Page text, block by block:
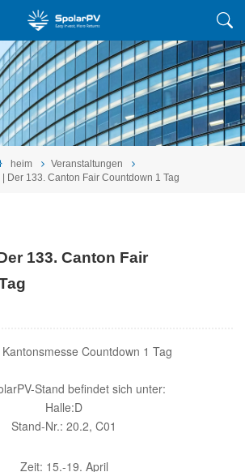
heim
Veranstaltungen
Der 133. Canton Fair Countdown 1 Tag
133. Canton Fair
Countdown 1 Tag
Stand befindet sich unter:
Halle:D
Stand-Nr.: 20.2, C01
Zeit: 15.-19. April